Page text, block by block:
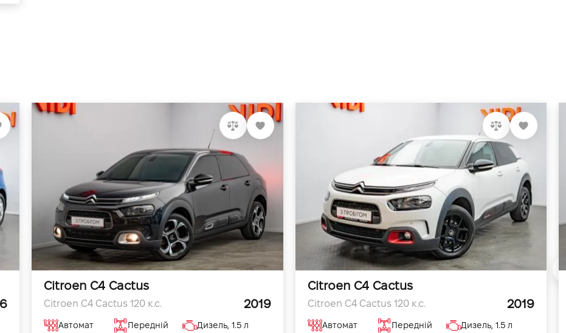
Citroen C4 Cactus
Citroen C4 Cactus 120 к.с. 2019
Автомат Передній
Дизель, 1.5 л
Citroen C4 Cactus
Citroen C4 Cactus 120 к.с. 2019
Автомат Передній
Дизель, 1.5 л